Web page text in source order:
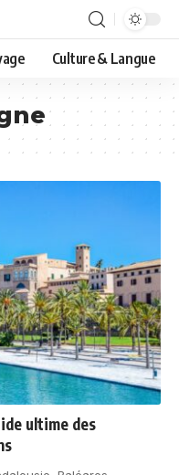
Culture & Langue
ultime des